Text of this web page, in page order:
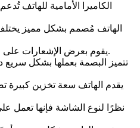
• يقوم بعرض الإشعارات على الشاشة المغلقة بجميع أيقوناتها.